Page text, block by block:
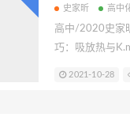
史家昕 高中
高中/2020史家
巧：吸放热与
2021-10-28